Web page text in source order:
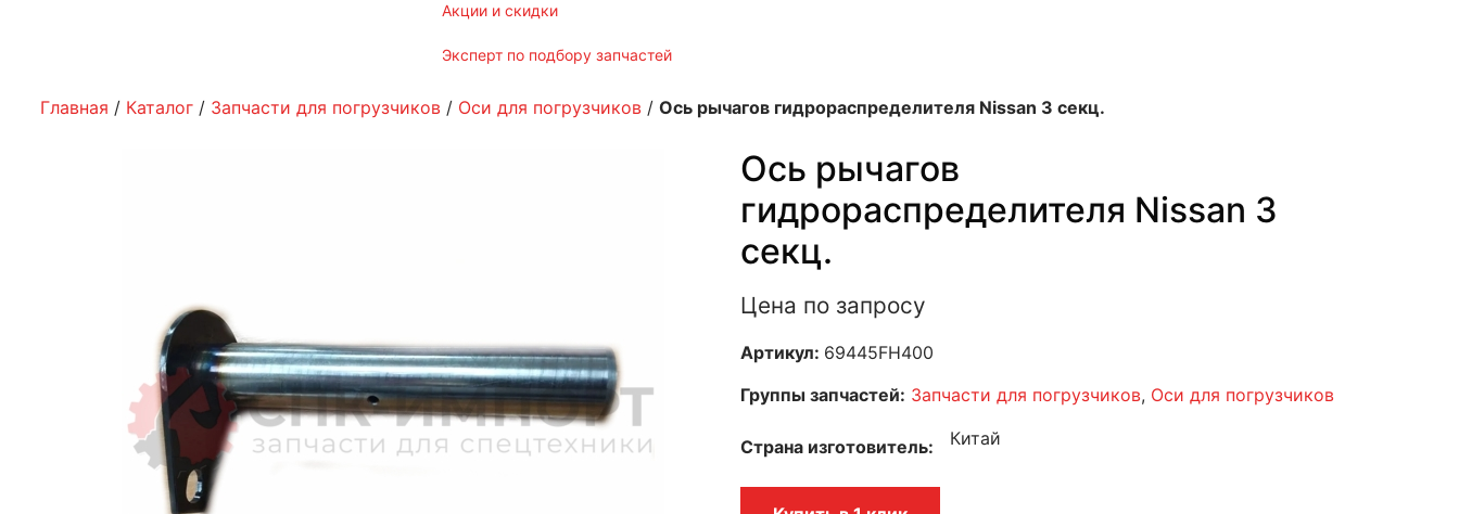
акции и скидки
эксперт по подбору запчастей
Главная / Каталог / Запчасти для погрузчиков / Оси для погрузчиков / Ось рычагов гидрораспределителя Nissan 3 секц.
Ось рычагов
гидрораспределителя Nissan 3
секц.
Цена по запросу
Артикул: 69445FH400
Группы запчастей: Запчасти для погрузчиков, Оси для погрузчиков
Страна изготовитель Китай